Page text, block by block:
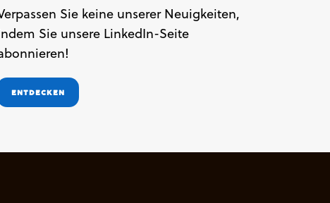
Sie keine unserer Neuigkeiten,
Sie unsere LinkedIn-Seite
ENTDECKEN